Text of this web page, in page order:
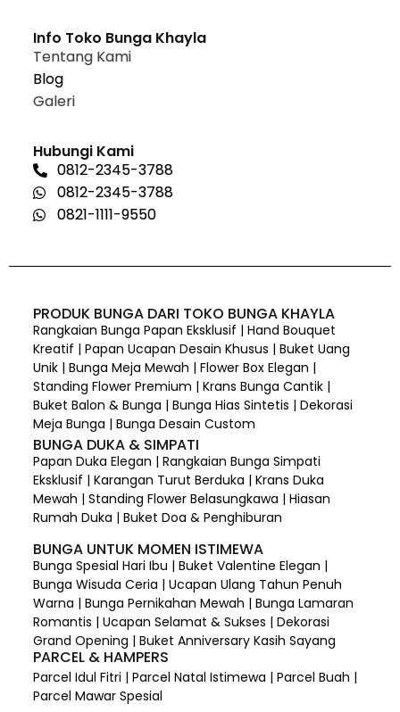
Info Toko Bunga Khayla
Tentang Kami
Blog
Galeri
Hubungi Kami
0812-2345-3788
0812-2345-3788
0821-1111-9550
PRODUK BUNGA DARI TOKO BUNGA KHAYLA
Rangkaian Bunga Papan Eksklusif | Hand Bouquet
Kreatif | Papan Ucapan Desain Khusus | Buket Uang
Unik | Bunga Meja Mewah | Flower Box Elegan |
Standing Flower Premium | Krans Bunga Cantik |
Buket Balon & Bunga | Bunga Hias Sintetis | Dekorasi
Meja Bunga | Bunga Desain Custom
BUNGA DUKA & SIMPATI
Papan Duka Elegan | Rangkaian Bunga Simpati
Eksklusif | Karangan Turut Berduka | Krans Duka
Mewah | Standing Flower Belasungkawa | Hiasan
Rumah Duka | Buket Doa & Penghiburan
BUNGA UNTUK MOMEN ISTIMEWA
Bunga Spesial Hari Ibu | Buket Valentine Elegan |
Bunga Wisuda Ceria | Ucapan Ulang Tahun Penuh
Warna | Bunga Pernikahan Mewah | Bunga Lamaran
Romantis | Ucapan Selamat & Sukses | Dekorasi
Grand Opening | Buket Anniversary Kasih Sayang
PARCEL & HAMPERS
Parcel Idul Fitri | Parcel Natal Istimewa | Parcel Buah |
Parcel Mawar Spesial